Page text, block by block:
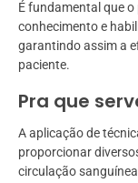
É fundamental que
conhecimento e
garantindo assim a
paciente.
Pra que
A aplicação de
proporcionar
circulação